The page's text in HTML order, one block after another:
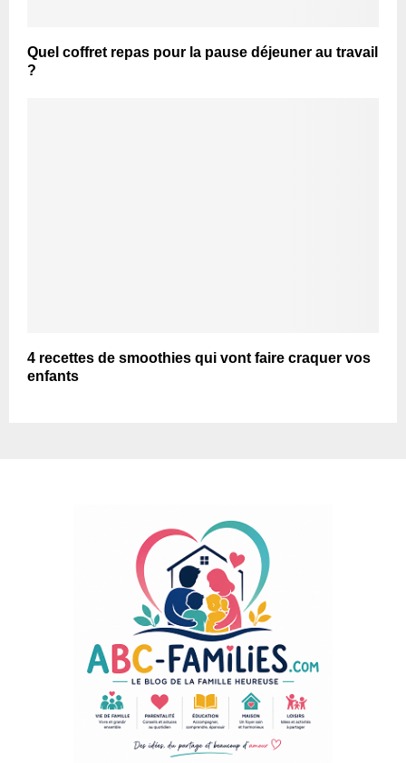
Quel coffret repas pour la pause déjeuner au travail
?
4 recettes de smoothies qui vont faire craquer vos
enfants